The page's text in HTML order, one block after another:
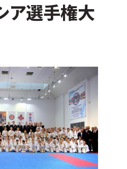
倍達総裁 紹介
章奎館長 紹介
の歴史
真会館の概要
紹介
員会紹介
空手道連盟について
らせ
からのお知らせ
ア選手権大